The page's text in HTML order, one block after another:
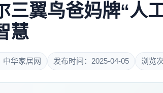
三翼鸟爸妈牌“人
慧
中华家居网 发布时间：2025-04-05 浏览